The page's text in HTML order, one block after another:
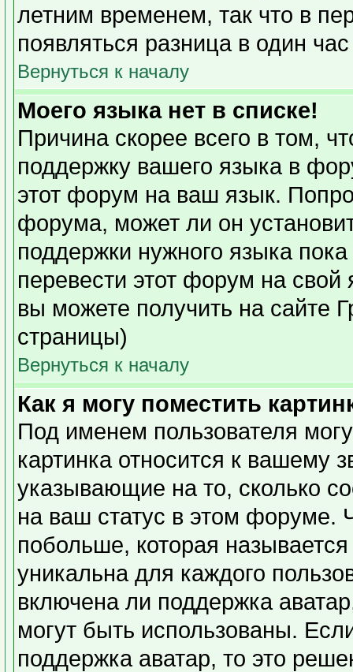
летним временем, так что в
появляться разница в один
Вернуться к началу
Моего языка нет в списке!
Причина скорее всего в том,
поддержку вашего языка в
этот форум на ваш язык.
форума, может ли он
поддержки нужного языка
перевести этот форум на
вы можете получить на сайте
страницы)
Вернуться к началу
Как я могу поместить
Под именем пользователя
картинка относится к вашему
указывающие на то, сколько
на ваш статус в этом форуме.
побольше, которая
уникальна для каждого
включена ли поддержка
могут быть использованы.
поддержка аватар, то это